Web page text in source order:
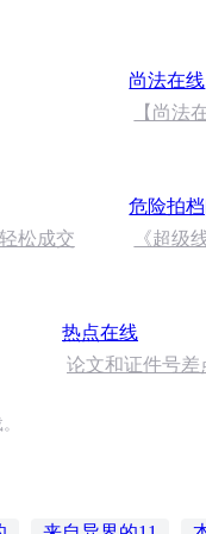
尚法在线
【尚法
松成交
危险拍
《超级
热点在线
论文和证件号差